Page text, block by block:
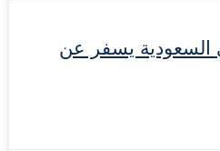
السعودية يسفر عن